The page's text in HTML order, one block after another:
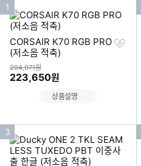
인
기
위
1
CORSAIR K70 RGB PRO
(저소음 적축)
상품금액
294,971원
할인금액
223,650원
찜
상품설명
인
기
순
3